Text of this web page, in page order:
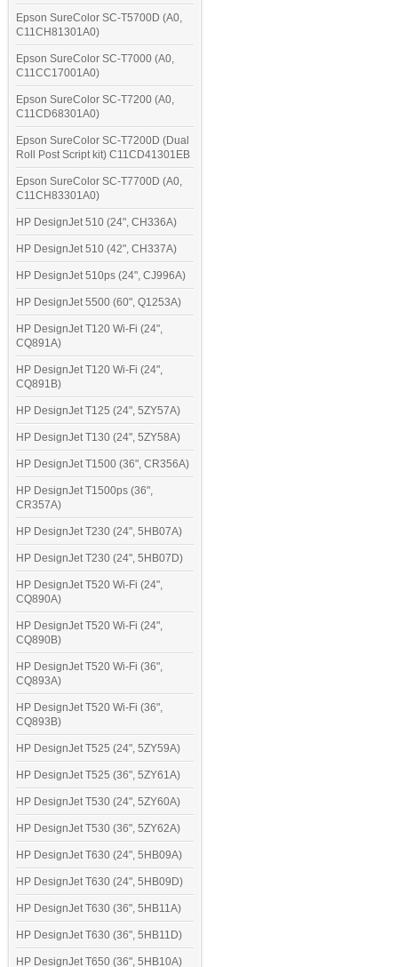
Epson SureColor SC-T5700D (A0,
C11CH81301A0)
Epson SureColor SC-T7000 (A0,
C11CC17001A0)
Epson SureColor SC-T7200 (A0,
C11CD68301A0)
Epson SureColor SC-T7200D (Dual
Roll Post Script kit) C11CD41301EB
Epson SureColor SC-T7700D (A0,
C11CH83301A0)
HP DesignJet 510 (24", CH336A)
HP DesignJet 510 (42", CH337A)
HP DesignJet 510ps (24", CJ996A)
HP DesignJet 5500 (60", Q1253A)
HP DesignJet T120 Wi-Fi (24",
CQ891A)
HP DesignJet T120 Wi-Fi (24",
CQ891B)
HP DesignJet T125 (24", 5ZY57A)
HP DesignJet T130 (24", 5ZY58A)
HP DesignJet T1500 (36", CR356A)
HP DesignJet T1500ps (36",
CR357A)
HP DesignJet T230 (24", 5HB07A)
HP DesignJet T230 (24", 5HB07D)
HP DesignJet T520 Wi-Fi (24",
CQ890A)
HP DesignJet T520 Wi-Fi (24",
CQ890B)
HP DesignJet T520 Wi-Fi (36",
CQ893A)
HP DesignJet T520 Wi-Fi (36",
CQ893B)
HP DesignJet T525 (24", 5ZY59A)
HP DesignJet T525 (36", 5ZY61A)
HP DesignJet T530 (24", 5ZY60A)
HP DesignJet T530 (36", 5ZY62A)
HP DesignJet T630 (24", 5HB09A)
HP DesignJet T630 (24", 5HB09D)
HP DesignJet T630 (36", 5HB11A)
HP DesignJet T630 (36", 5HB11D)
HP DesignJet T650 (36", 5HB10A)